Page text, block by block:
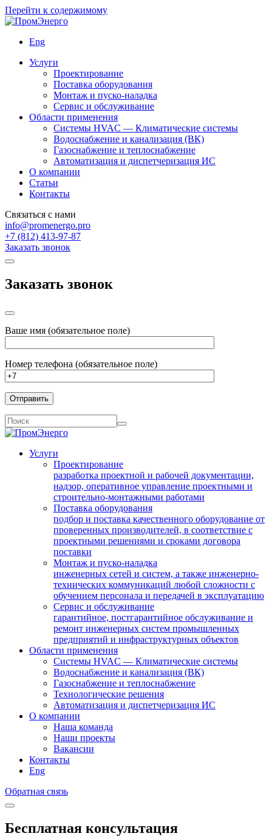
Перейти к содержимому
Eng
Услуги
Проектирование
Поставка оборудования
Монтаж и пуско-наладка
Сервис и обслуживание
Области применения
Системы HVAC — Климатические системы
Водоснабжение и канализация (ВК)
Газоснабжение и теплоснабжение
Автоматизация и диспетчеризация ИС
О компании
Статьи
Контакты
Связаться с нами
info@promenergo.pro
+7 (812) 413-97-87
Заказать звонок
Заказать звонок
Ваше имя (обязательное поле)
Номер телефона (обязательное поле)
Услуги
Проектирование
разработка проектной и рабочей документации,
надзор, оперативное управление проектными и
строительно-монтажными работами
Поставка оборудования
подбор и поставка качественного оборудование от
проверенных производителей, в соответствие с
проектными решениями и сроками договора
поставки
Монтаж и пуско-наладка
инженерных сетей и систем, а также инженерно-
технических коммуникаций любой сложности с
обучением персонала и передачей в эксплуатацию
Сервис и обслуживание
гарантийное, постгарантийное обслуживание и
ремонт инженерных систем промышленных
предприятий и инфраструктурных объектов
Области применения
Системы HVAC — Климатические системы
Водоснабжение и канализация (ВК)
Газоснабжение и теплоснабжение
Технологические решения
Автоматизация и диспетчеризация ИС
О компании
Наша команда
Наши проекты
Вакансии
Контакты
Eng
Обратная связь
Бесплатная консультация